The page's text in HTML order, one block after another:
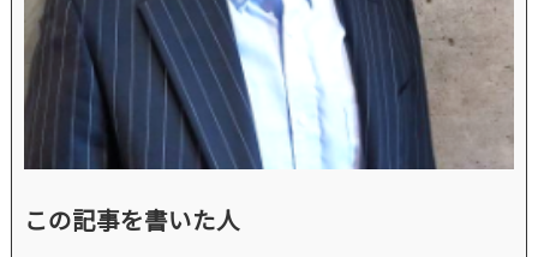
この記事を書いた人